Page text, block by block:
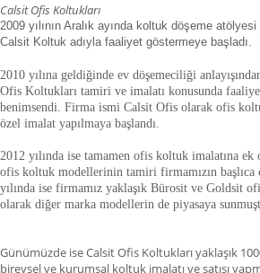
Calsit Ofis Koltukları
2009 yılının Aralık ayında koltuk döşeme
Calsit Koltuk adıyla faaliyet göstermeye başladı.
2010 yılına geldiğinde ev döşemeciliği
Ofis Koltukları tamiri ve imalatı konusunda
benimsendi. Firma ismi Calsit Ofis olarak ofis
özel imalat yapılmaya başlandı.
2012 yılında ise tamamen ofis koltuk imalatına
ofis koltuk modellerinin tamiri firmamızın başlıca
yılında ise firmamız yaklaşık Bürosit ve Goldsit
olarak diğer marka modellerin de piyasaya
Günümüzde ise Calsit Ofis Koltukları yaklaşık
bireysel ve kurumsal koltuk imalatı ve satışı